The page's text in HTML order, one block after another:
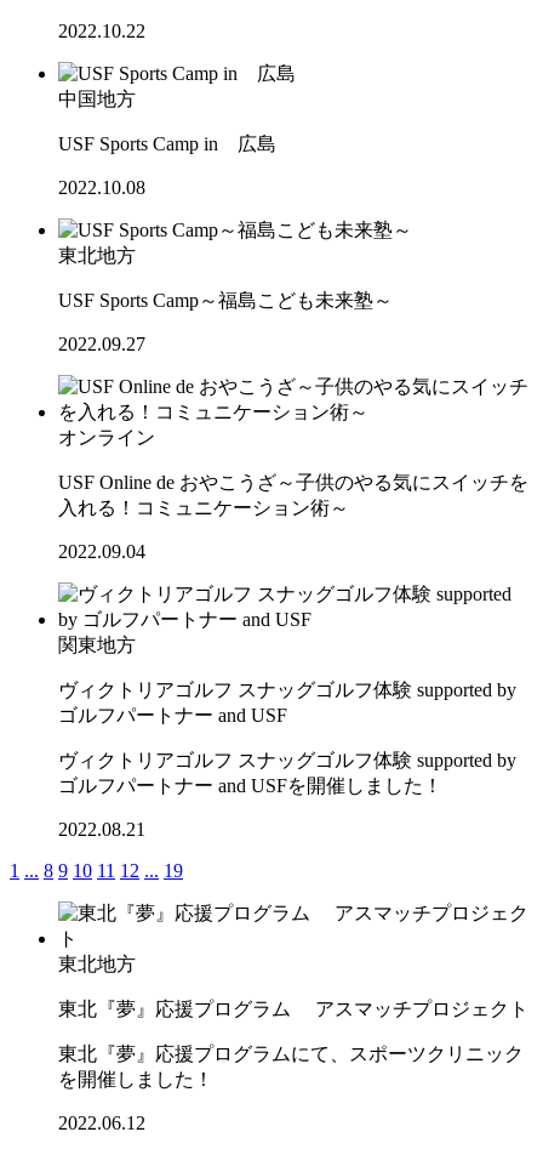
2022.10.22
中国地方
USF Sports Camp in 広島
2022.10.08
東北地方
USF Sports Camp～福島こども未来塾～
2022.09.27
オンライン
USF Online de おやこうざ～子供のやる気にスイッチを
入れる！コミュニケーション術～
2022.09.04
関東地方
ヴィクトリアゴルフ スナッグゴルフ体験 supported by
ゴルフパートナー and USF
ヴィクトリアゴルフ スナッグゴルフ体験 supported by
ゴルフパートナー and USFを開催しました！
2022.08.21
1 ... 8 9 10 11 12 ... 19
東北地方
東北『夢』応援プログラム アスマッチプロジェクト
東北『夢』応援プログラムにて、スポーツクリニック
を開催しました！
2022.06.12